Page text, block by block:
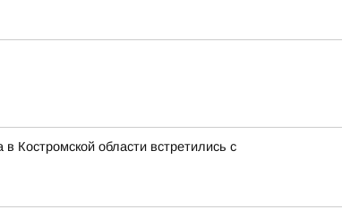
Костромской области встретились с